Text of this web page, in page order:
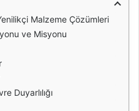
Malzeme Çözümleri
ve Misyonu
Duyarlılığı